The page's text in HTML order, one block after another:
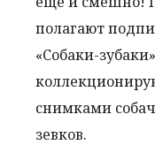
полагают
«Собаки-
снимками
зевков.